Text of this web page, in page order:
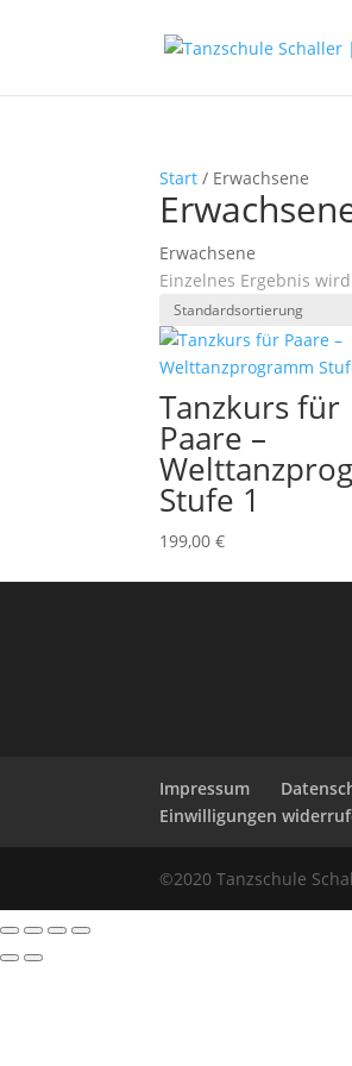
Start / Erwachsene
Erwachsene
Einzelnes Ergebnis
Tanzkurs für
Paare –
Stufe 1
199,00€
Impressum
Einwilligungen
©2020 Tanzschule